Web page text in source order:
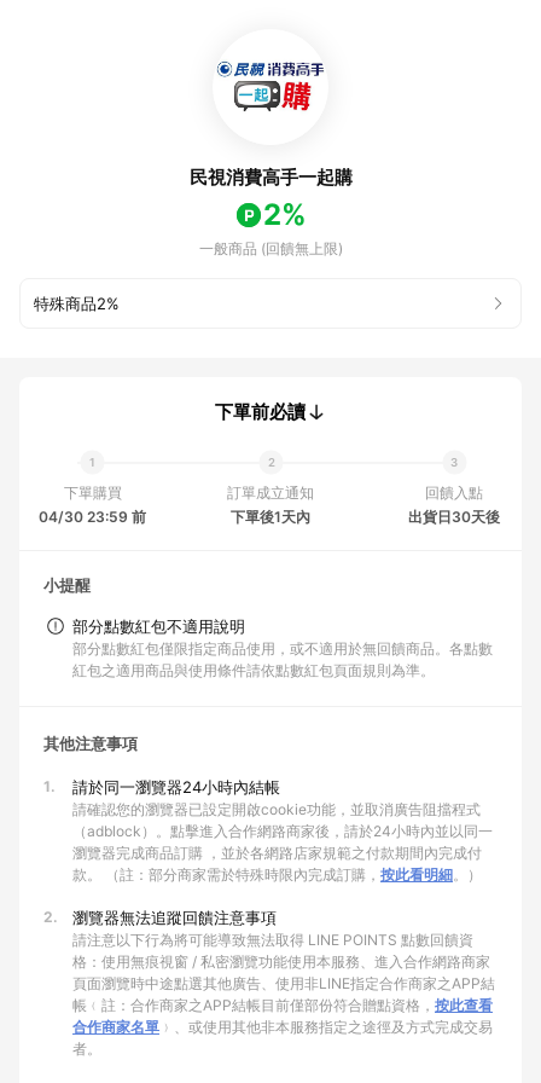
民視消費高手一起購
2%
一般商品 (回饋無上限)
特殊商品2%
下單前必讀
下單購買
04/30 23:59 前
訂單成立通知
下單後1天內
回饋入點
出貨日30天後
小提醒
部分點數紅包不適用說明
部分點數紅包僅限指定商品使用，或不適用於無回饋商品。各點數
紅包之適用商品與使用條件請依點數紅包頁面規則為準。
其他注意事項
1. 請於同一瀏覽器24小時內結帳
請確認您的瀏覽器已設定開啟cookie功能，並取消廣告阻擋程式
（adblock）。點擊進入合作網路商家後，請於24小時內並以同一
瀏覽器完成商品訂購 ，並於各網路店家規範之付款期間內完成付
款。 （註：部分商家需於特殊時限內完成訂購， 按此看明細。）
2. 瀏覽器無法追蹤回饋注意事項
請注意以下行為將可能導致無法取得 LINE POINTS 點數回饋資
格：使用無痕視窗 / 私密瀏覽功能使用本服務、進入合作網路商家
頁面瀏覽時中途點選其他廣告、使用非LINE指定合作商家之APP結
帳﹙註：合作商家之APP結帳目前僅部份符合贈點資格， 按此查看
合作商家名單 ﹚、或使用其他非本服務指定之途徑及方式完成交易
者。